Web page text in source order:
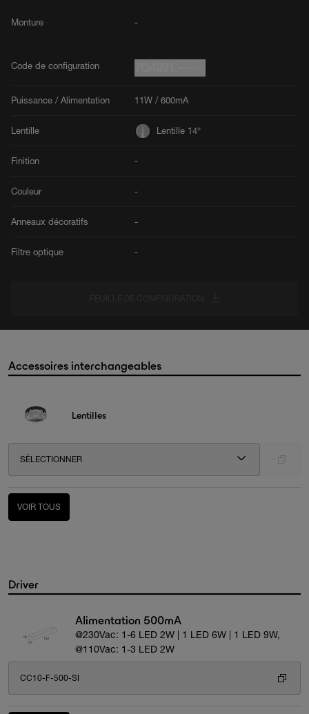
Monture -
Code de configuration
Puissance / Alimentation 11W / 600mA
Lentille Lentille 14°
Finition -
Couleur -
Anneaux décoratifs -
Filtre optique -
Accessoires interchangeables
Lentilles
SÉLECTIONNER
VOIR TOUS
Driver
Alimentation 500mA
@230Vac: 1-6 LED 2W | 1 LED 6W | 1 LED 9W,
@110Vac: 1-3 LED 2W
CC10-F-500-SI